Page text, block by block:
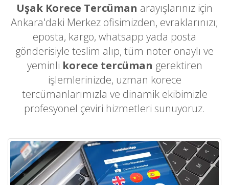
Uşak Korece Tercüman arayışlarınız için
Ankara'daki Merkez ofisimizden, evraklarınızı;
eposta, kargo, whatsapp yada posta
gönderisiyle teslim alıp, tüm noter onaylı ve
yeminli korece tercüman gerektiren
işlemlerinizde, uzman korece
tercümanlarımızla ve dinamik ekibimizle
profesyonel çeviri hizmetleri sunuyoruz.